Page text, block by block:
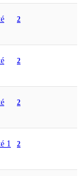
2
2
2
1
2